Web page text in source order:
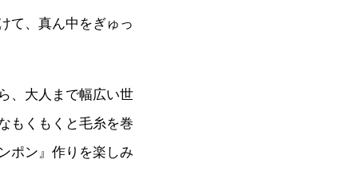
て、真ん中をぎゅっ
、大人まで幅広い世
もくもくと毛糸を巻
ポン』作りを楽しみ